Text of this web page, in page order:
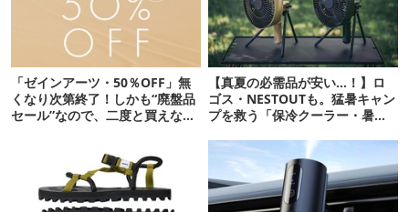
「ゼインアーツ・50％OFF」無
くなり次第終了！しかも“廃盤品
セール”なので、二度と買えない
【真夏の必需品が安い…！】ロ
ゴス・NESTOUTも。猛暑キャン
プを救う「保冷クーラー・暑さ